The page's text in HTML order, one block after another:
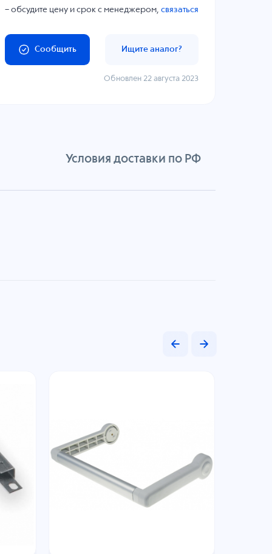
– обсудите цену и срок с менеджером,связаться
Сообщить Ищите аналог?
Обновлен 22 августа 2023
Условия доставки по РФ